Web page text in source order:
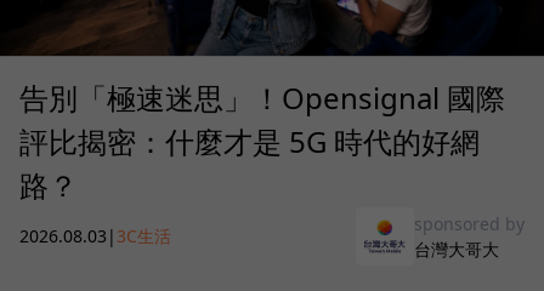
告別「極速迷思」！Opensignal 國際
評比揭密：什麼才是 5G 時代的好網
路？
2026.08.03 | 3C生活
sponsored by
台灣大哥大